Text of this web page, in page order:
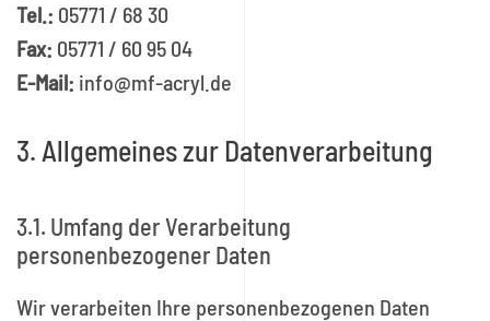
Tel.: 05771 / 68 30
Fax: 05771 / 60 95 04
E-Mail: info@mf-acryl.de
3. Allgemeines zur Datenverarbeitung
3.1. Umfang der Verarbeitung
personenbezogener Daten
Wir verarbeiten Ihre personenbezogenen Daten